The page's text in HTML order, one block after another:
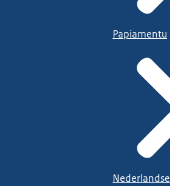
Papiamentu
Nederlandse